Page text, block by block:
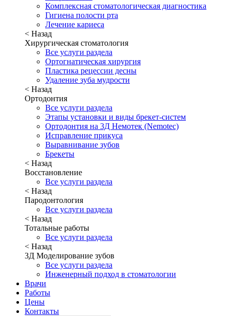
Комплексная стоматологическая диагностика
Гигиена полости рта
Лечение кариеса
< Назад
Хирургическая стоматология
Все услуги раздела
Ортогнатическая хирургия
Пластика рецессии десны
Удаление зуба мудрости
< Назад
Ортодонтия
Все услуги раздела
Этапы установки и виды брекет-систем
Ортодонтия на 3Д Немотек (Nemotec)
Исправление прикуса
Выравнивание зубов
Брекеты
< Назад
Восстановление
Все услуги раздела
< Назад
Пародонтология
Все услуги раздела
< Назад
Тотальные работы
Все услуги раздела
< Назад
3Д Моделирование зубов
Все услуги раздела
Инженерный подход в стоматологии
Врачи
Работы
Цены
Контакты